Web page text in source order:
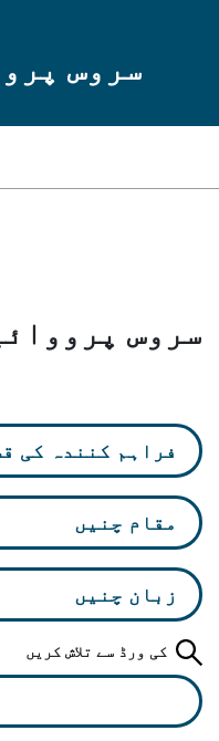
سروس
سروس
فراہم کنندہ کی
مقام چنیں
زبان چنیں
کی ورڈ سے تلاش کریں